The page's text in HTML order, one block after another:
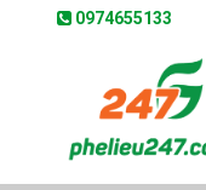
0974655133